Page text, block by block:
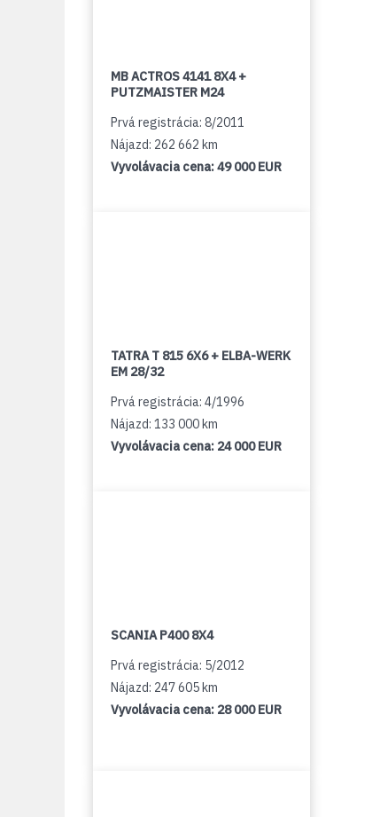
MB ACTROS 4141 8X4 +
PUTZMAISTER M24
Prvá registrácia: 8/2011
Nájazd: 262 662 km
Vyvolávacia cena:49 000 EUR
TATRA T 815 6X6 + ELBA-WERK
EM 28/32
Prvá registrácia: 4/1996
Nájazd: 133 000 km
Vyvolávacia cena: 24 000 EUR
SCANIA P400 8X4
Prvá registrácia: 5/2012
Nájazd: 247 605 km
Vyvolávacia cena: 28 000 EUR